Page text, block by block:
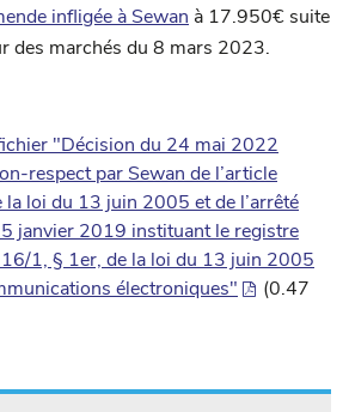
infligée à Sewan à 17.950€ suite
des marchés du 8 mars 2023.
"Décision du 24 mai 2022
respect par Sewan de l’article
loi du 13 juin 2005 et de l’arrêté
janvier 2019 instituant le registre
1, § 1er, de la loi du 13 juin 2005
électroniques"
(0.47